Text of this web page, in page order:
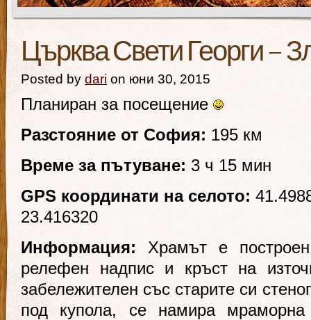
Църква Свети Георги –
Posted by dari on юни 30, 2015
Планиран за посещение
Разстояние от София: 195 км
Време за пътуване: 3 ч 15 мин
GPS координати на селото:
23.416320
Информация: Храмът е
релефен надпис и кръст на
забележителен със старите си
под купола, се намира